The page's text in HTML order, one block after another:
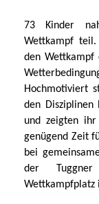
73 Kinder
Wettkampf
den Wettkampf
Hochmotiviert
den Disziplinen
und zeigten
genügend Zeit
bei
der
Wettkampfplatz